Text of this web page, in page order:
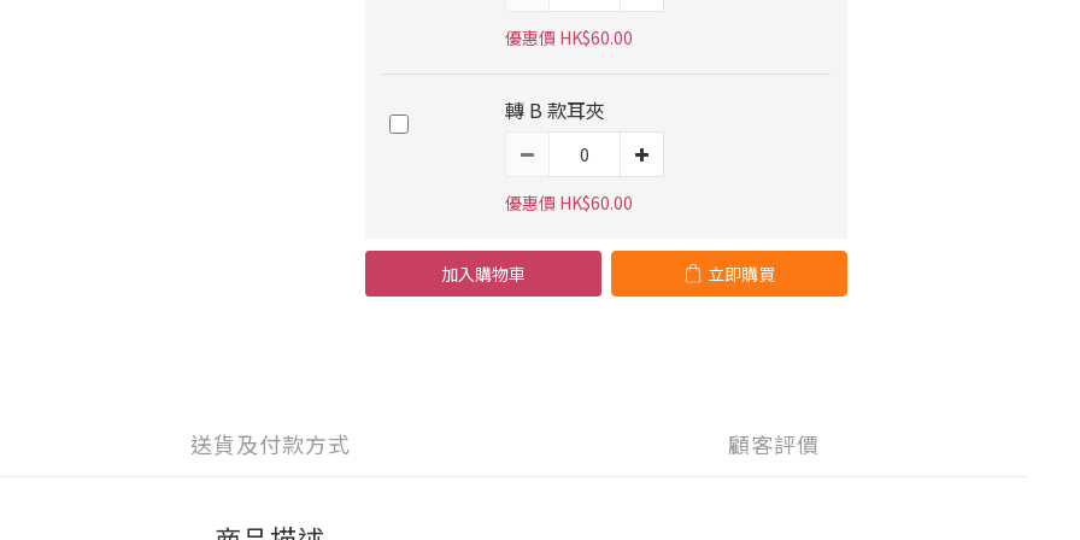
優惠價 HK$60.00
轉 B 款耳夾
優惠價 HK$60.00
加入購物車 立即購買
送貨及付款方式 顧客評價